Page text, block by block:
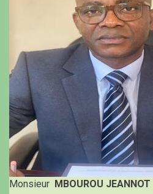
Monsieur MBOUROU